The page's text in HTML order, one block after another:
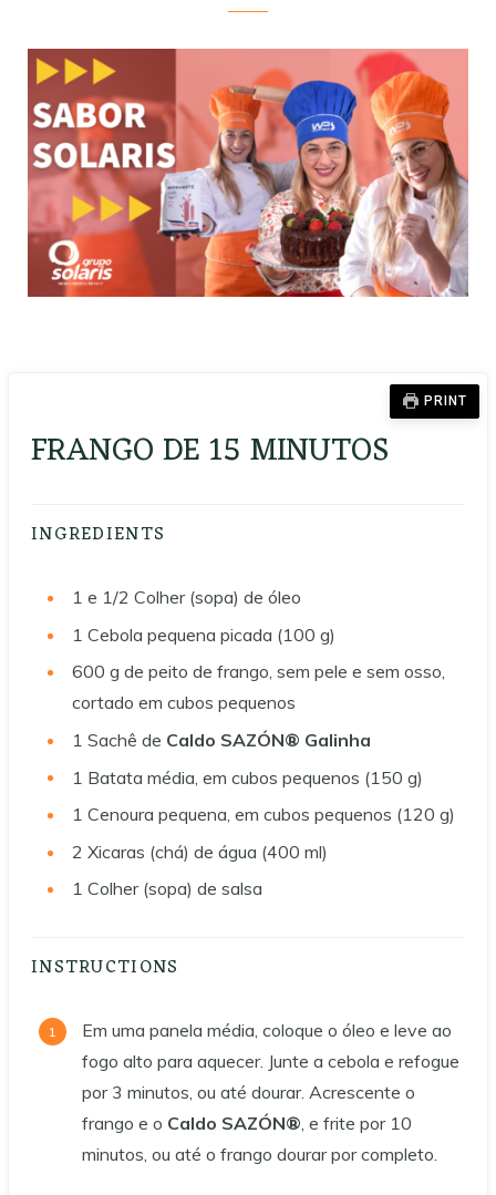
PRINT
FRANGO DE 15 MINUTOS
INGREDIENTS
1 e 1/2 Colher (sopa) de óleo
1 Cebola pequena picada (100 g)
600 g de peito de frango, sem pele e sem osso,
cortado em cubos pequenos
1 Sachê de Caldo SAZÓN® Galinha
1 Batata média, em cubos pequenos (150 g)
1 Cenoura pequena, em cubos pequenos (120 g)
2 Xicaras (chá) de água (400 ml)
1 Colher (sopa) de salsa
INSTRUCTIONS
Em uma panela média, coloque o óleo e leve ao
fogo alto para aquecer. Junte a cebola e refogue
por 3 minutos, ou até dourar. Acrescente o
frango e o Caldo SAZÓN®, e frite por 10
minutos, ou até o frango dourar por completo.